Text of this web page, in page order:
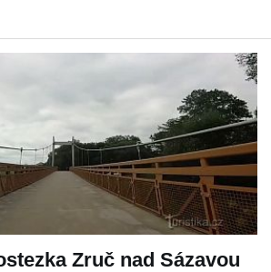
Zruč nad Sázavou